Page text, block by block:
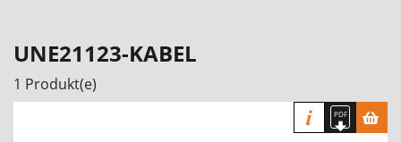
UNE21123-KABEL
1 Produkt(e)